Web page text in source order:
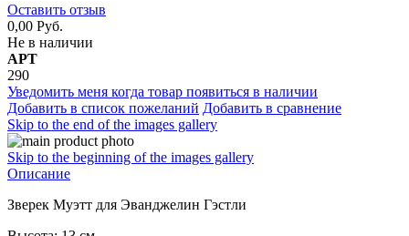
Оставить отзыв
0,00 Руб.
Не в наличии
АРТ
290
Уведомить меня когда товар появиться в наличии
Добавить в список пожеланий Добавить в сравнение
Skip to the end of the images gallery
Skip to the beginning of the images gallery
Описание
Зверек Муэтт для Эванджелин Гэстли